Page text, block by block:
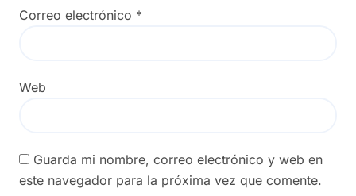
Correo electrónico *
Web
Guarda mi nombre, correo electrónico y web en
este navegador para la próxima vez que comente.